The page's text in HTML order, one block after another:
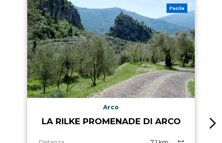
Facile
Arco
LA RILKE PROMENADE DI ARCO